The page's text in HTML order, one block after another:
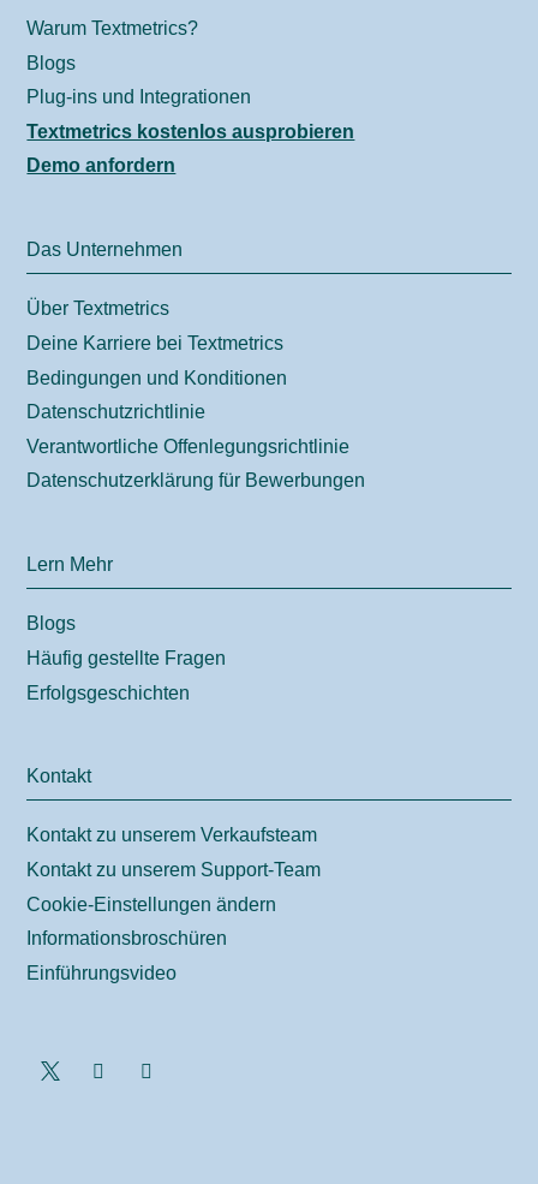
Warum Textmetrics?
Blogs
Plug-ins und Integrationen
Textmetrics kostenlos ausprobieren
Demo anfordern
Das Unternehmen
Über Textmetrics
Deine Karriere bei Textmetrics
Bedingungen und Konditionen
Datenschutzrichtlinie
Verantwortliche Offenlegungsrichtlinie
Datenschutzerklärung für Bewerbungen
Lern Mehr
Blogs
Häufig gestellte Fragen
Erfolgsgeschichten
Kontakt
Kontakt zu unserem Verkaufsteam
Kontakt zu unserem Support-Team
Cookie-Einstellungen ändern
Informationsbroschüren
Einführungsvideo